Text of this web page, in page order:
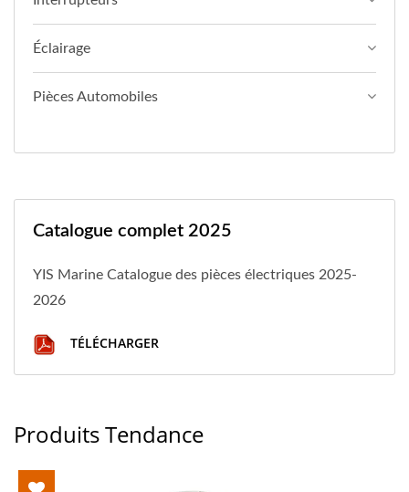
Éclairage
Pièces Automobiles
Catalogue complet 2025
YIS Marine Catalogue des pièces électriques 2025-
2026
TÉLÉCHARGER
Produits Tendance